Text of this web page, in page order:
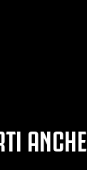
ANCHE